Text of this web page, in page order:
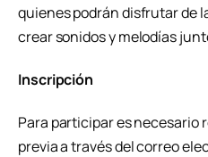
quienes podrán disfrutar de
crear sonidos y melodías
Inscripción
Para participar es necesario
previa a través del correo